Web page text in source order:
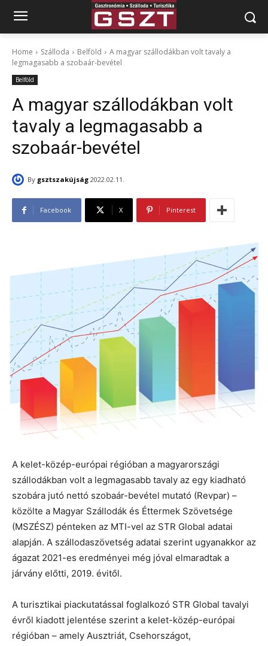
Home Szálloda Belföld
A magyar szállodákban volt tavaly a
legmagasabb a szobaár-bevétel
Belföld
A magyar szállodákban volt
tavaly a legmagasabb a
szobaár-bevétel
By gsztszakújság 2022.02.11.
Facebook X Pinterest
A kelet-közép-európai régióban a magyarországi
szállodákban volt a legmagasabb tavaly az egy kiadható
szobára jutó nettó szobaár-bevétel mutató (Revpar) –
közölte a Magyar Szállodák és Éttermek Szövetsége
(MSZÉSZ) pénteken az MTI-vel az STR Global adatai
alapján. A szállodaszövetség adatai szerint ugyanakkor az
ágazat 2021-es eredményei még jóval elmaradtak a
járvány előtti, 2019. évitől.
A turisztikai piackutatással foglalkozó STR Global tavalyi
évről kiadott jelentése szerint a kelet-közép-európai
régióban – amely Ausztriát, Csehországot,